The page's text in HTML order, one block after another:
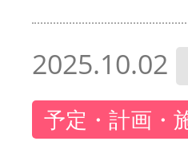
2025.10.02
予定・計画・